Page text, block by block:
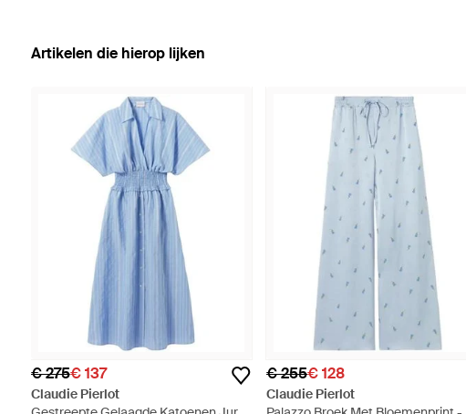
Artikelen die hierop lijken
€ 275€ 137
Claudie Pierlot
€ 255€ 128
Claudie Pierlot